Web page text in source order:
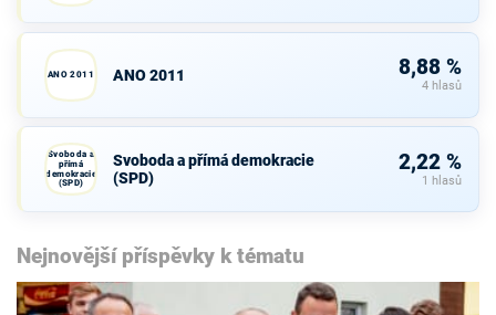
ANO 2011 ANO 2011 8,88 %
4 hlasů
Svoboda a
přímá
demokracie
(SPD)
Svoboda a přímá demokracie
(SPD)
2,22 %
1 hlasů
Nejnovější příspěvky k tématu